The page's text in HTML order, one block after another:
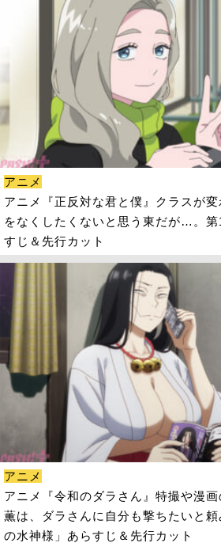
アニメ
アニメ『正反対な君と僕』クラスが
をなくしたくないと思う東だが…。第
すじ＆先行カット
アニメ
アニメ『令和のダラさん』特撮や漫
薫は、ダラさんに自分も撃ちたいと
の水神様」あらすじ＆先行カット